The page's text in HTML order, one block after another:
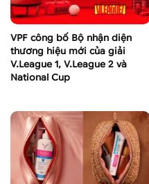
VPF công bố Bộ nhận diện
thương hiệu mới của giải
V.League 1, V.League 2 và
National Cup